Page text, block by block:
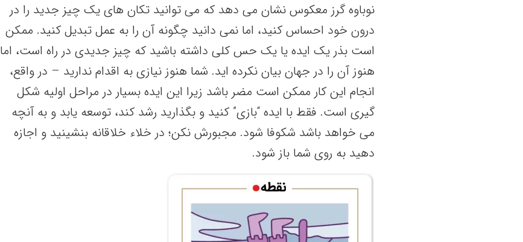
نوباوه گرز معکوس نشان می دهد که می توانید تکان های یک چیز جدید را در
درون خود احساس کنید، اما نمی دانید چگونه آن را به عمل تبدیل کنید. ممکن
است بذر یک ایده یا یک حس کلی داشته باشید که چیز جدیدی در راه است، اما
هنوز آن را در جهان بیان نکرده اید. شما هنوز نیازی به اقدام ندارید – در واقع،
انجام این کار ممکن است مضر باشد زیرا این ایده بسیار در مراحل اولیه شکل
گیری است. فقط با ایده “بازی” کنید و بگذارید رشد کند، توسعه یابد و به آنچه
می خواهد باشد شکوفا شود. مجبورش نکن؛ در خلاء خلاقانه بنشینید و اجازه
دهید به روی شما باز شود.